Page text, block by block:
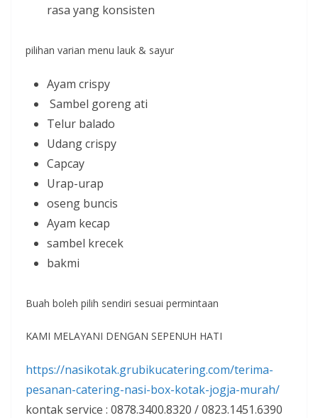
rasa yang konsisten
pilihan varian menu lauk & sayur
Ayam crispy
Sambel goreng ati
Telur balado
Udang crispy
Capcay
Urap-urap
oseng buncis
Ayam kecap
sambel krecek
bakmi
Buah boleh pilih sendiri sesuai permintaan
KAMI MELAYANI DENGAN SEPENUH HATI
https://nasikotak.grubikucatering.com/terima-
pesanan-catering-nasi-box-kotak-jogja-murah/
kontak service : 0878.3400.8320 / 0823.1451.6390